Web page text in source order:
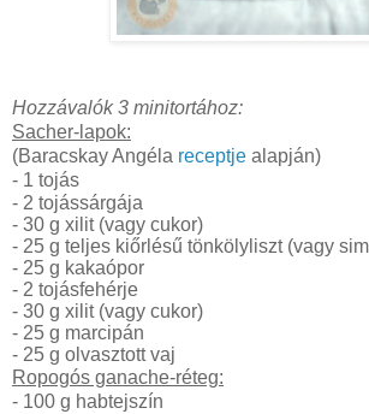
Hozzávalók 3 minitortához:
Sacher-lapok:
(Baracskay Angéla receptje alapján)
- 1 tojás
- 2 tojássárgája
- 30 g xilit (vagy cukor)
- 25 g teljes kiőrlésű tönkölyliszt (vagy
- 25 g kakaópor
- 2 tojásfehérje
- 30 g xilit (vagy cukor)
- 25 g marcipán
- 25 g olvasztott vaj
Ropogós ganache-réteg:
- 100 g habtejszín